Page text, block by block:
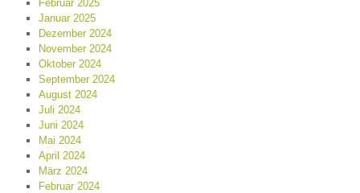
Februar 2025
Januar 2025
Dezember 2024
November 2024
Oktober 2024
September 2024
August 2024
Juli 2024
Juni 2024
Mai 2024
April 2024
März 2024
Februar 2024